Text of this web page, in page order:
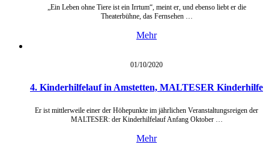
„Ein Leben ohne Tiere ist ein Irrtum“, meint er, und ebenso liebt er die
Theaterbühne, das Fernsehen …
Mehr
01/10/2020
4. Kinderhilfelauf in Amstetten, MALTESER Kinderhilfe
Er ist mittlerweile einer der Höhepunkte im jährlichen Veranstaltungsreigen der
MALTESER: der Kinderhilfelauf Anfang Oktober …
Mehr